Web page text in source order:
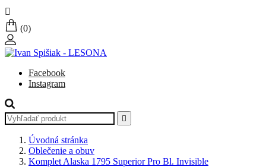

(0)
Facebook
Instagram

Úvodná stránka
Oblečenie a obuv
Komplet Alaska 1795 Superior Pro Bl. Invisible